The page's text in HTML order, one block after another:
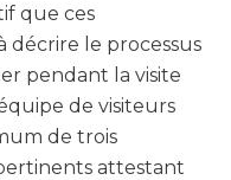
que ces
décrire le processus
pendant la visite
de visiteurs
de trois
attestant